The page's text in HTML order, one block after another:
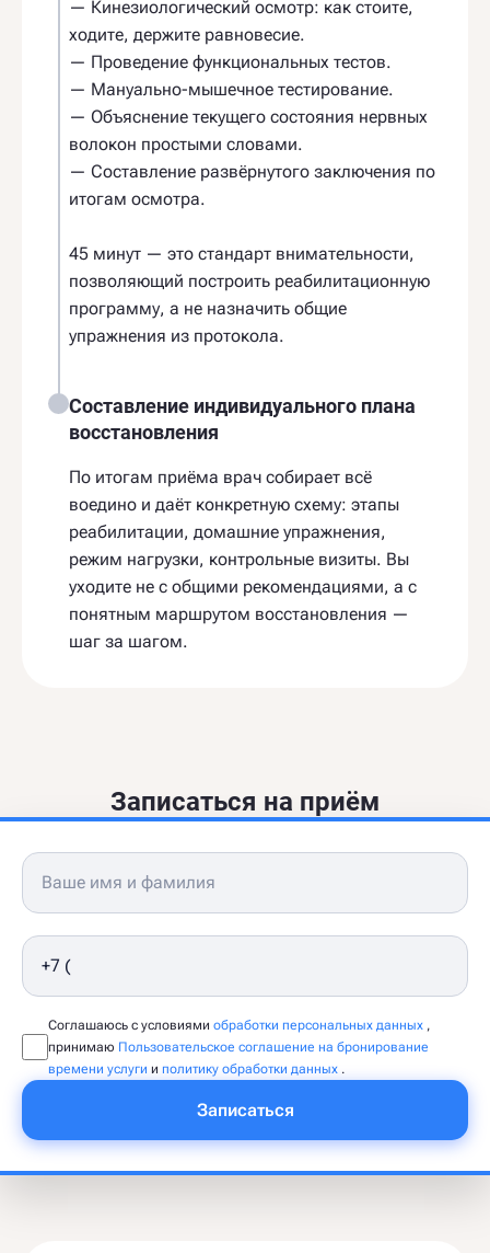
— Кинезиологический осмотр: как стоите,
ходите, держите равновесие.
— Проведение функциональных тестов.
— Мануально-мышечное тестирование.
— Объяснение текущего состояния нервных
волокон простыми словами.
— Составление развёрнутого заключения по
итогам осмотра.
45 минут — это стандарт внимательности,
позволяющий построить реабилитационную
программу, а не назначить общие
упражнения из протокола.
Составление индивидуального плана
восстановления
По итогам приёма врач собирает всё
воедино и даёт конкретную схему: этапы
реабилитации, домашние упражнения,
режим нагрузки, контрольные визиты. Вы
уходите не с общими рекомендациями, а с
понятным маршрутом восстановления —
шаг за шагом.
Записаться на приём
Соглашаюсь с условиями обработки персональных данных ,
принимаю Пользовательское соглашение на бронирование
времени услуги и политику обработки данных .
Записаться